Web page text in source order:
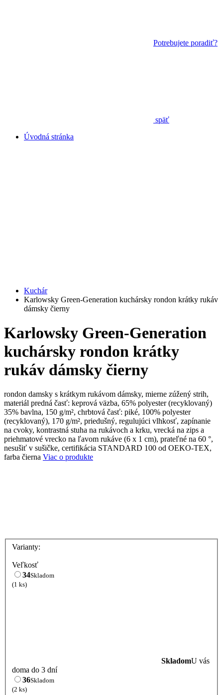
Potrebujete poradiť?
späť
Úvodná stránka
Kuchár
Karlowsky Green-Generation kuchársky rondon krátky rukáv
dámsky čierny
Karlowsky Green-Generation
kuchársky rondon krátky
rukáv dámsky čierny
rondon damsky s krátkym rukávom dámsky, mierne zúžený strih,
materiál predná časť: keprová väzba, 65% polyester (recyklovaný)
35% bavlna, 150 g/m², chrbtová časť: piké, 100% polyester
(recyklovaný), 170 g/m², priedušný, regulujúci vlhkosť, zapínanie
na cvoky, kontrastná stuha na rukávoch a krku, vrecká na zips a
priehmatové vrecko na ľavom rukáve (6 x 1 cm), prateľné na 60 °,
nesušiť v sušičke, certifikácia STANDARD 100 od OEKO-TEX,
farba čierna Viac o produkte
Varianty:
Veľkosť
34Skladom
(1 ks)
SkladomU vás
doma do 3 dní
36Skladom
(2 ks)